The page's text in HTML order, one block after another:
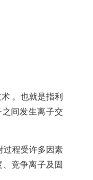
。也就是指利
间发生离子交
过程受许多因素
竞争离子及固